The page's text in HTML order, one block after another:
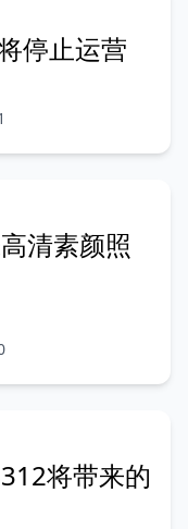
停止运营
清素颜照
将带来的